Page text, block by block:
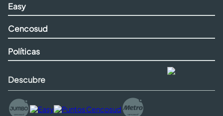
Easy
Cencosud
Políticas
Descubre